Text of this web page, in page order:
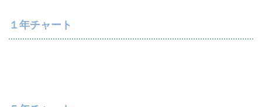
１年チャート